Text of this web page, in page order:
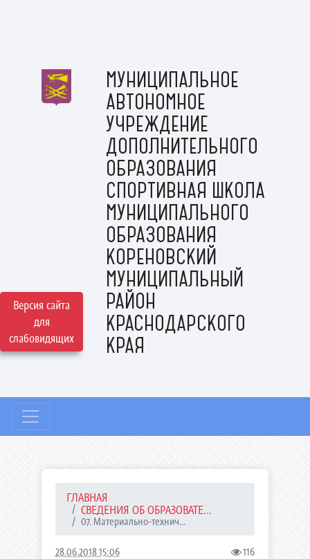
Версия сайта
для
слабовидящих
МУНИЦИПАЛЬНОЕ
АВТОНОМНОЕ
УЧРЕЖДЕНИЕ
ДОПОЛНИТЕЛЬНОГО
ОБРАЗОВАНИЯ
СПОРТИВНАЯ ШКОЛА
МУНИЦИПАЛЬНОГО
ОБРАЗОВАНИЯ
КОРЕНОВСКИЙ
МУНИЦИПАЛЬНЫЙ
РАЙОН
КРАСНОДАРСКОГО
КРАЯ
ГЛАВНАЯ
СВЕДЕНИЯ ОБ ОБРАЗОВАТЕ...
07. Материально-технич...
28.06.2018 15:06 116